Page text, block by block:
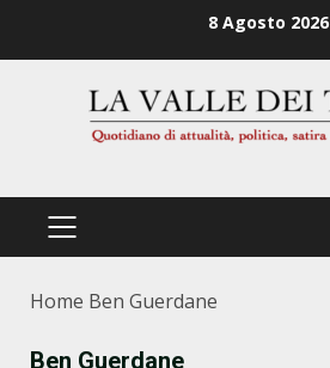
8 Agosto 2026
PRIMÄRES
Home Ben Guerdane
Ben Guerdane